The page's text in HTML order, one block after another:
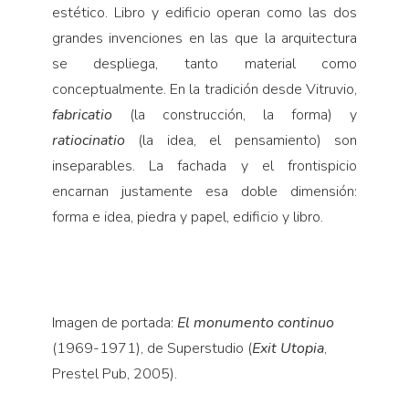
estético. Libro y edificio operan como las dos
grandes invenciones en las que la arquitectura
se despliega, tanto material como
conceptualmente. En la tradición desde Vitruvio,
fabricatio (la construcción, la forma) y
ratiocinatio (la idea, el pensamiento) son
inseparables. La fachada y el frontispicio
encarnan justamente esa doble dimensión:
forma e idea, piedra y papel, edificio y libro.
Imagen de portada: El monumento continuo
(1969-1971), de Superstudio (Exit Utopia,
Prestel Pub, 2005).